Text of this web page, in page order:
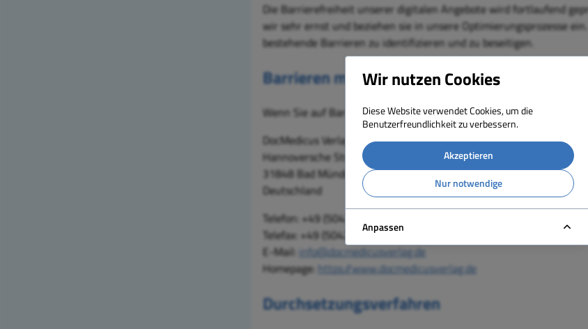
Die Barrierefreiheit unserer digitalen Angebote wird fortlaufend
wir sehr ernst und beziehen sie in unsere Optimierungsprozesse
bestehende Barrieren zu identifizieren und zu beseitigen.
Barrieren melden
Wenn Sie auf Barrieren stoßen oder Anmerkungen zur
DocMedicus Verlag GmbH & Co. KG
Hannoversche Str. 24
31848 Bad Münder
Deutschland
Telefon: +49 (5042) 940 245
Telefax: +49 (5042) 940 248
E-Mail: info@docmedicusverlag.de
Homepage: https://www.docmedicusverlag.de
Durchsetzungsverfahren
Wir nutzen Cookies
Diese Website verwendet Cookies, um die
Benutzerfreundlichkeit zu verbessern.
Akzeptieren
Nur notwendige
Anpassen